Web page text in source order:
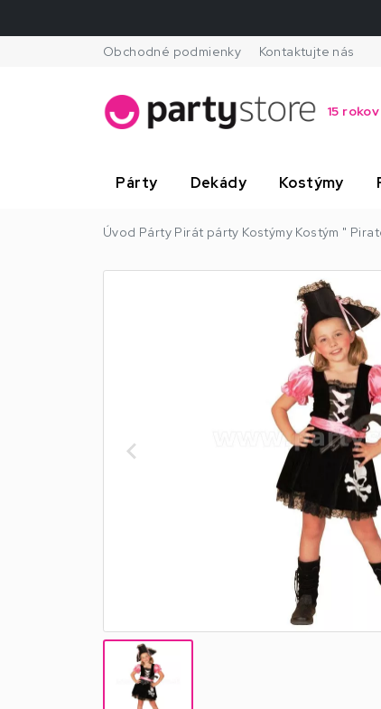
Obchodné podmienky Kontaktujte nás
15
Párty Dekády Kostýmy
Úvod Párty Pirát párty Kostýmy Kostým "